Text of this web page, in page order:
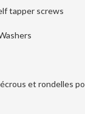
tapper screws
et rondelles